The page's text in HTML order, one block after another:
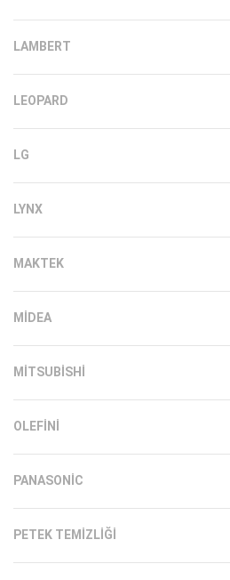
LAMBERT
LEOPARD
LG
LYNX
MAKTEK
MIDEA
MITSUBISHI
OLEFINI
PANASONIC
PETEK TEMIZLIĞI